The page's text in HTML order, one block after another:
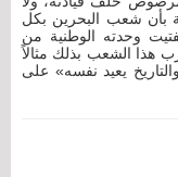
بأن شعب البحرين بكل
وحدته الوطنية من
هذا الشعب بذلك مثالاً
يعيد نفسه» على